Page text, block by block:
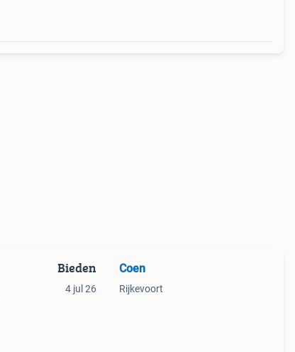
Bieden
4 jul 26
Coen
Rijkevoort